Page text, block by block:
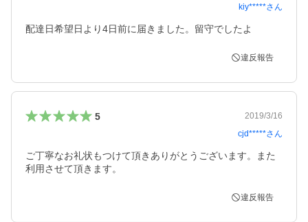
kiy*****さん
配達日希望日より4日前に届きました。留守でしたよ
違反報告
5
2019/3/16
cjd*****さん
ご丁寧なお礼状もつけて頂きありがとうございます。また
利用させて頂きます。
違反報告